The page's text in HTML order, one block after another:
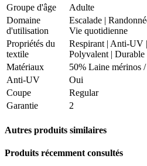
Groupe d'âge
Adulte
Domaine
d'utilisation
Escalade |
Vie quotidienne
Propriétés du
textile
Respirant | Anti-UV |
Polyvalent | Durable
Matériaux
50% Laine mérinos
Anti-UV
Oui
Coupe
Regular
Garantie
2
Autres produits similaires
Produits récemment consultés